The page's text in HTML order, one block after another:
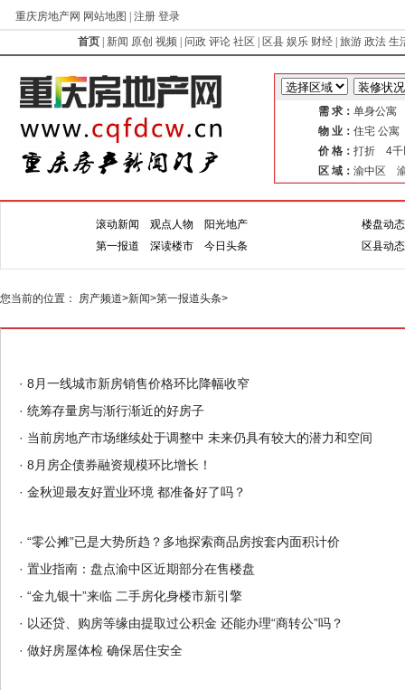
重庆房地产网 网站地图 | 注册 登录
首页
新闻 原创 视频 问政 评论 社区 区县 娱乐 财经 旅游 政法 生
需 求： 单身公
物 业： 住宅 公
价 格： 打折 4
区 域： 渝中区
滚动新闻 观点人物
阳光地产
第一报道
深读楼市 今日头条
楼盘动态
区县动态
您当前的位置： 房产频道>新闻>第一报道头条>
· 8月一线城市新房销售价格环比降幅收窄
· 统筹存量房与渐行渐近的好房子
· 当前房地产市场继续处于调整中 未来仍具有较大的潜力和空间
· 8月房企债券融资规模环比增长！
· 金秋迎最友好置业环境 都准备好了吗？
· “零公摊”已是大势所趋？多地探索商品房按套内面积计价
· 置业指南：盘点渝中区近期部分在售楼盘
· “金九银十”来临 二手房化身楼市新引擎
· 以还贷、购房等缘由提取过公积金 还能办理“商转公”吗？
· 做好房屋体检 确保居住安全